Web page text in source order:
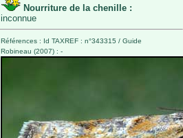
Nourriture de la chenille :
inconnue
Références : Id TAXREF : n°343315 / Guide
Robineau (2007) : -